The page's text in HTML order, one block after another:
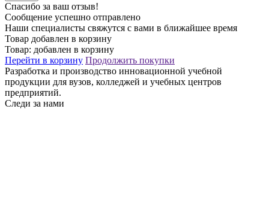
Спасибо за ваш отзыв!
Сообщение успешно отправлено
Наши специалисты свяжутся с вами в ближайшее время
Товар добавлен в корзину
Товар: добавлен в корзину
Перейти в корзину Продолжить покупки
Разработка и производство инновационной учебной
продукции для вузов, колледжей и учебных центров
предприятий.
Следи за нами